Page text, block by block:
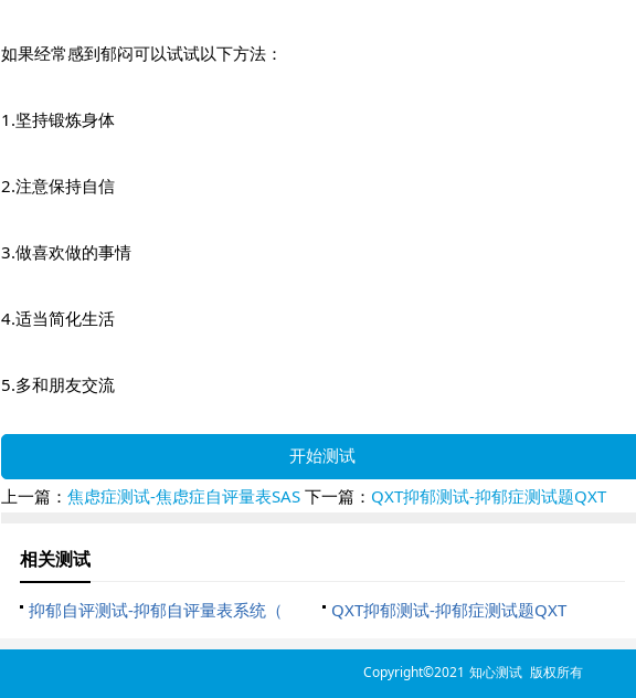
如果经常感到郁闷可以试试以下方法：
1.坚持锻炼身体
2.注意保持自信
3.做喜欢做的事情
4.适当简化生活
5.多和朋友交流
开始测试
上一篇： 焦虑症测试-焦虑症自评量表SAS 下一篇： QXT抑郁测试-抑郁症测试题QXT
相关测试
抑郁自评测试-抑郁自评量表系统（ QXT抑郁测试-抑郁症测试题QXT
Copyright©2021 知心测试 版权所有